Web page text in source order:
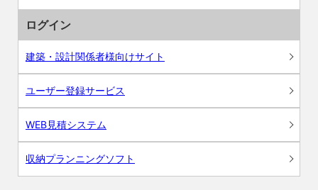
ログイン
建築・設計関係者様向けサイト
ユーザー登録サービス
WEB見積システム
収納プランニングソフト